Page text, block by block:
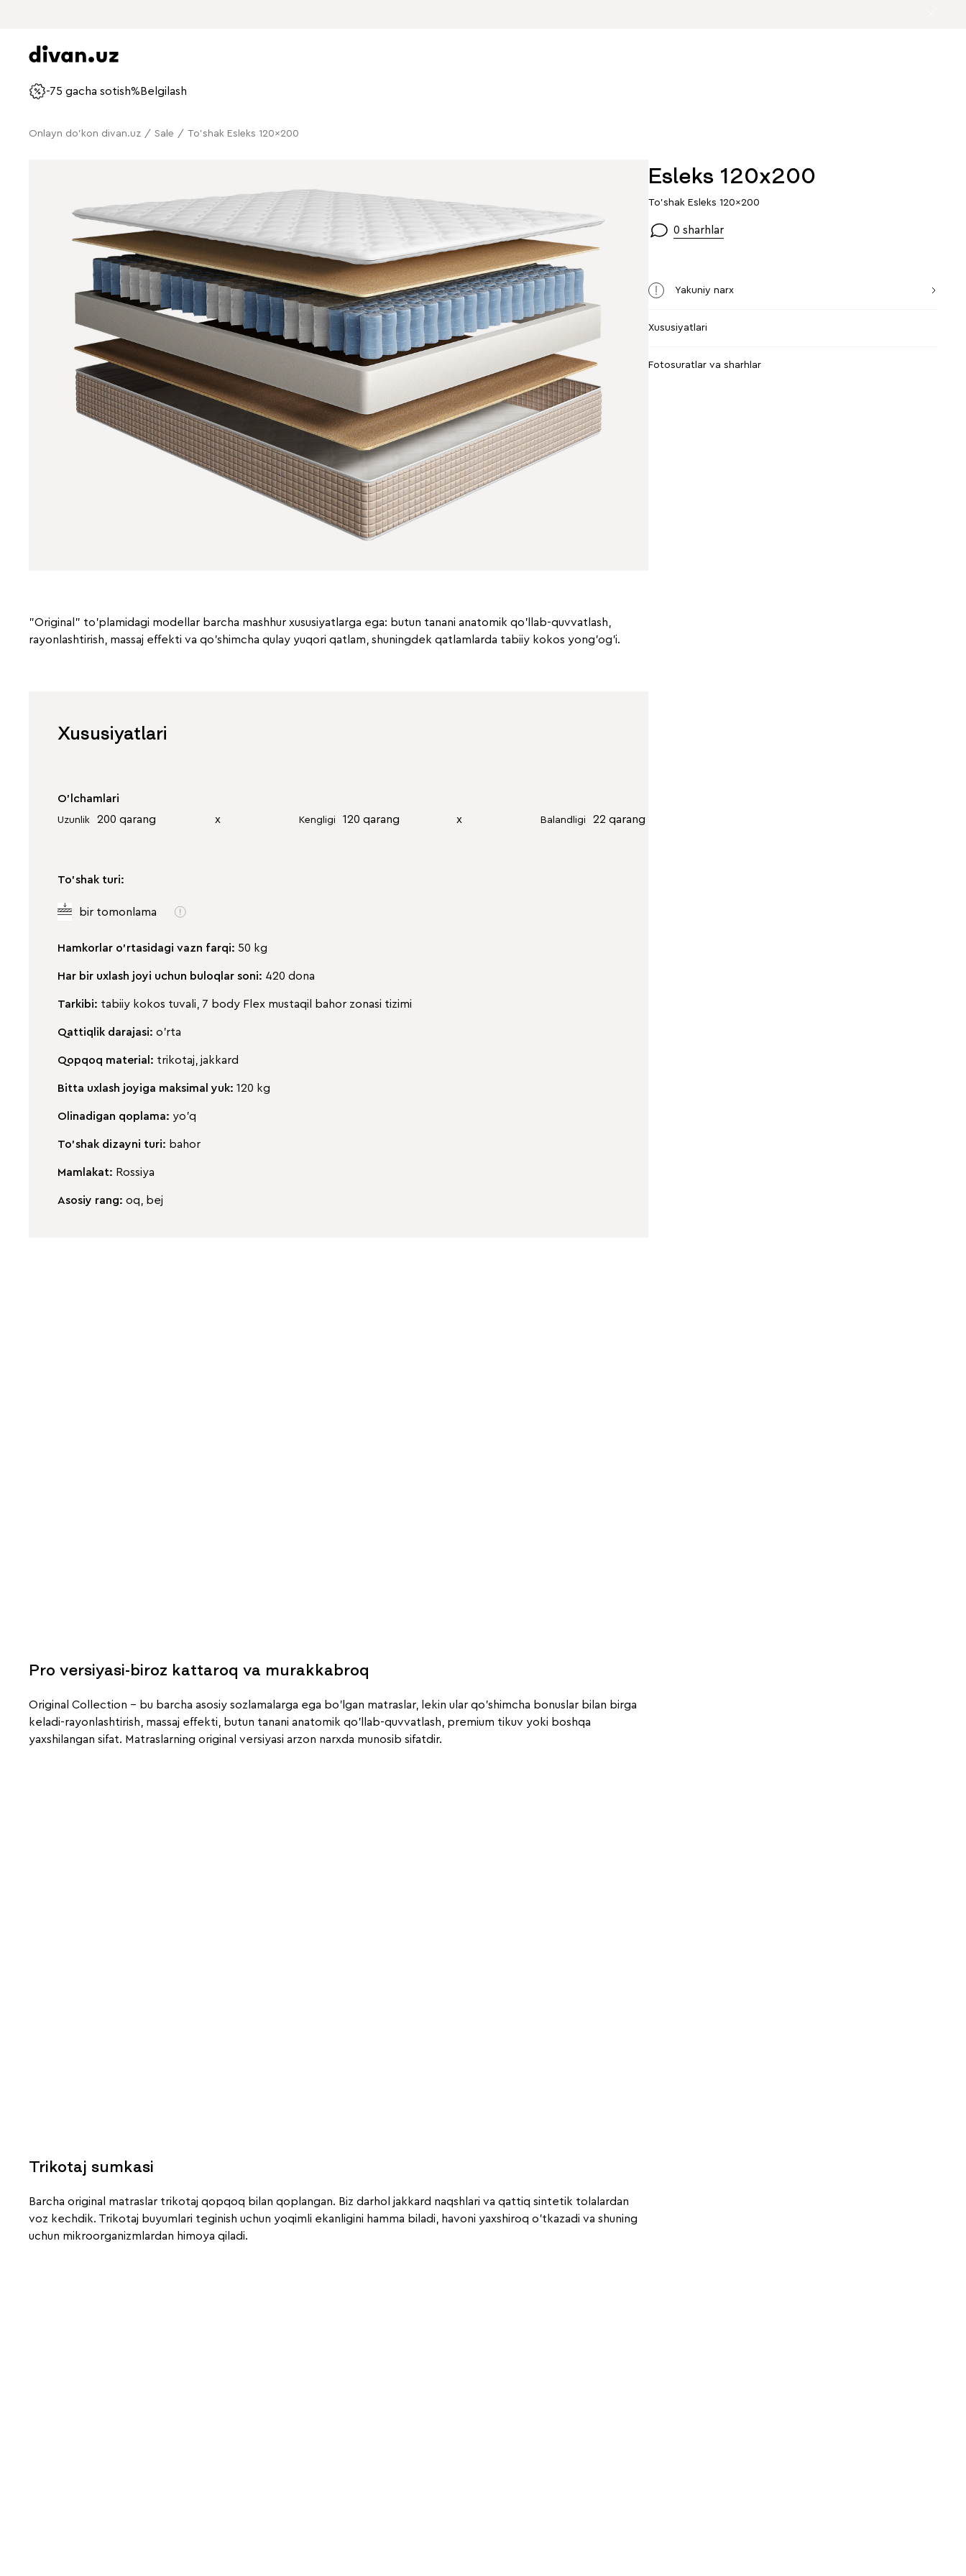
-75 gacha sotish% Belgilash
Onlayn do'kon divan.uz / Sale / To'shak Esleks 120x200
"Original" to'plamidagi modellar barcha mashhur xususiyatlarga ega: butun tanani anatomik qo'llab-quvvatlash,
rayonlashtirish, massaj effekti va qo'shimcha qulay yuqori qatlam, shuningdek qatlamlarda tabiiy kokos yong'og'i.
Xususiyatlari
O'lchamlari
Uzunlik 200 qarang х Kengligi 120 qarang х Balandligi 22 qarang
To'shak turi:
bir tomonlama
Hamkorlar o'rtasidagi vazn farqi: 50 kg
Har bir uxlash joyi uchun buloqlar soni: 420 dona
Tarkibi: tabiiy kokos tuvali, 7 body Flex mustaqil bahor zonasi tizimi
Qattiqlik darajasi: o'rta
Qopqoq material: trikotaj, jakkard
Bitta uxlash joyiga maksimal yuk: 120 kg
Olinadigan qoplama: yo'q
To'shak dizayni turi: bahor
Mamlakat: Rossiya
Asosiy rang: oq, bej
Pro versiyasi-biroz kattaroq va murakkabroq
Original Collection – bu barcha asosiy sozlamalarga ega bo'lgan matraslar, lekin ular qo'shimcha bonuslar bilan birga
keladi-rayonlashtirish, massaj effekti, butun tanani anatomik qo'llab-quvvatlash, premium tikuv yoki boshqa
yaxshilangan sifat. Matraslarning original versiyasi arzon narxda munosib sifatdir.
Trikotaj sumkasi
Barcha original matraslar trikotaj qopqoq bilan qoplangan. Biz darhol jakkard naqshlari va qattiq sintetik tolalardan
voz kechdik. Trikotaj buyumlari teginish uchun yoqimli ekanligini hamma biladi, havoni yaxshiroq o'tkazadi va shuning
uchun mikroorganizmlardan himoya qiladi.
Esleks 120x200
To'shak Esleks 120x200
0 sharhlar
Yakuniy narx
Xususiyatlari
Fotosuratlar va sharhlar